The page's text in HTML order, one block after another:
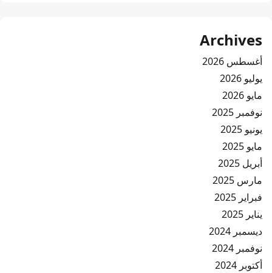
Archives
أغسطس 2026
يوليو 2026
مايو 2026
نوفمبر 2025
يونيو 2025
مايو 2025
أبريل 2025
مارس 2025
فبراير 2025
يناير 2025
ديسمبر 2024
نوفمبر 2024
أكتوبر 2024